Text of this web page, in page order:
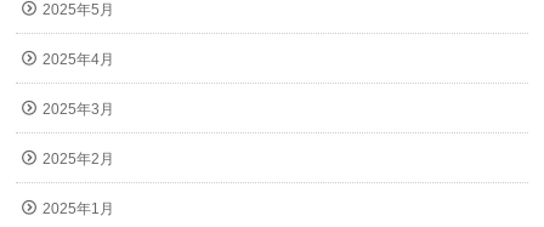
2025年5月
2025年4月
2025年3月
2025年2月
2025年1月